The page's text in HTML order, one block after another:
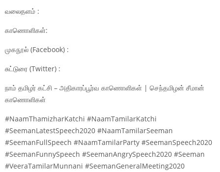
வலைதளம் :
காணொளிகள்:
முகநூல் (Facebook) :
சுட்டுரை (Twitter) :
நாம் தமிழர் கட்சி – அதிகாரப்பூர்வ காணொளிகள் | செந்தமிழன் சீமான்
காணொளிகள்
#NaamThamizharKatchi #NaamTamilarKatchi
#SeemanLatestSpeech2020 #NaamTamilarSeeman
#SeemanFullSpeech #NaamTamilarParty #SeemanSpeech2020
#SeemanFunnySpeech #SeemanAngrySpeech2020 #Seeman
#VeeraTamilarMunnani #SeemanGeneralMeeting2020